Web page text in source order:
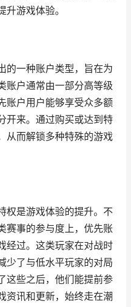
游戏体验。
的一种账户类型，旨在为
账户通常由一部分高等级
账户用户能够享受众多额
开来。通过购买或达到特
从而解锁多种特殊的游戏
权是游戏体验的提升。不
赛事的参与度上，优先账
经过。这类玩家在对战时
少了与低水平玩家的对局
这些之后，他们能提前参
资讯和更新，始终走在潮